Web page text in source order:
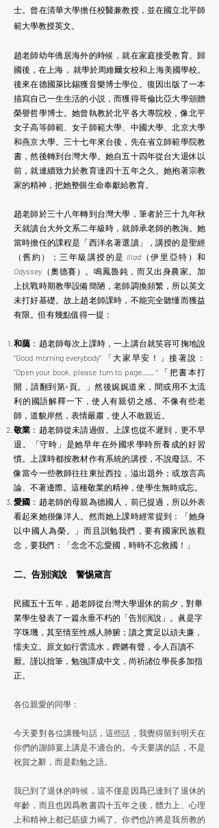
士。曾在清華大學擔任校醫兼教授，並在國立北平師
範大學教授英文。
趙老師幼年僑居海外的時候，就在家庭接受教育。歸
國後，在上海， 就學於周維爾女校和上海美國學校。
後來在德國萊比錫獲音樂博士學位。復因出版了一本
描寫自己一生生活的小説，而獲得哥倫比亞大學頒贈
榮譽哲學博士。她曾執教於北平各大專院校，像北平
女子高等師範、女子師範大學、中國大學、北京大學
和燕京大學。三十七年來台後，先在省立師範學院教
書，然後轉到台灣大學。她自五十四年從台大退休以
前，就連續致力於教育達四十五年之久。她抱著宗教
家的精神，把她整個生命奉獻給教育。
趙老師於三十八年轉到台灣大學，筆者於三十九年秋
天就讀台大外文系二年級時，就師承老師的教誨。她
當時擔任的課程是「西洋名著選讀」，講授的是聖經
（舊約）；三年級講授的是 Iliad（伊里亞特）和
Odyssey（奧德賽）。鳴鳳魯鈍，而又出身農家。加
上抗戰時期教學設備簡陋，老師調換頻繁，所以英文
未打好基礎。故上趙老師課時，不能完全聽懂而獲益
有限。但有幾點值得一提：
和藹 ：趙老師每次上課時，一上講台就笑容可掬地說
“Good morning everybody” 「大家早安！」接著說：
“Open your book, please turn to page…… ” 「把書本打
開，請翻到第×頁。」然後娓娓道來，間或用不太流
利的國語解釋一下，使人有親切之感。不像有些老
師，道貌岸然，表情嚴肅，使人不敢親近。
敬業 ：趙老師從未請過假。上課也從不遲到，更不早
退。「守時」是她早年在外國求學時所養成的好習
慣。上課時都按教材作有系統的講授，不說廢話。不
像當今一些教師往往東扯西拉，溢出題外；或放言高
論、不著邊際。這種敬業的精神，使學生無時或忘。
愛國 ：趙老師的母親為德國人，前已提過，所以外表
看起來她很像洋人。然而她上課時經常提到：「她身
以中國人為榮。」而且訓勉我們，要有國家民族觀
念，要我們：「念念不忘愛國，時時不忘救國！」
二、告別演說 警惕箴言
民國五十五年，趙老師從台灣大學退休的前夕，對畢
業學生發表了一篇永垂不朽的「告別演說」。眞是字
字珠璣，其至情至性感人肺腑；讀之實足以頑夫廉，
懦夫立。原文如行雲流水，鏗鏘有聲，令人百讀不
厭。謹以拙筆，勉強譯成中文，尚祈諸位學長多加指
正。
各位親愛的同學：​
今天要對各位講幾句話，這些話，我覺得留到明天在
你們的謝師宴上講是不適合的。今天要講的話，不是
祝賀之辭，而是勸勉之語。
我已到了退休的時候，這不僅是因爲已達到了退休的
年齡，而且也因爲教書四十五年之後，體力上、心理
上和精神上都已筋疲力竭了。你們也許將是我所教的